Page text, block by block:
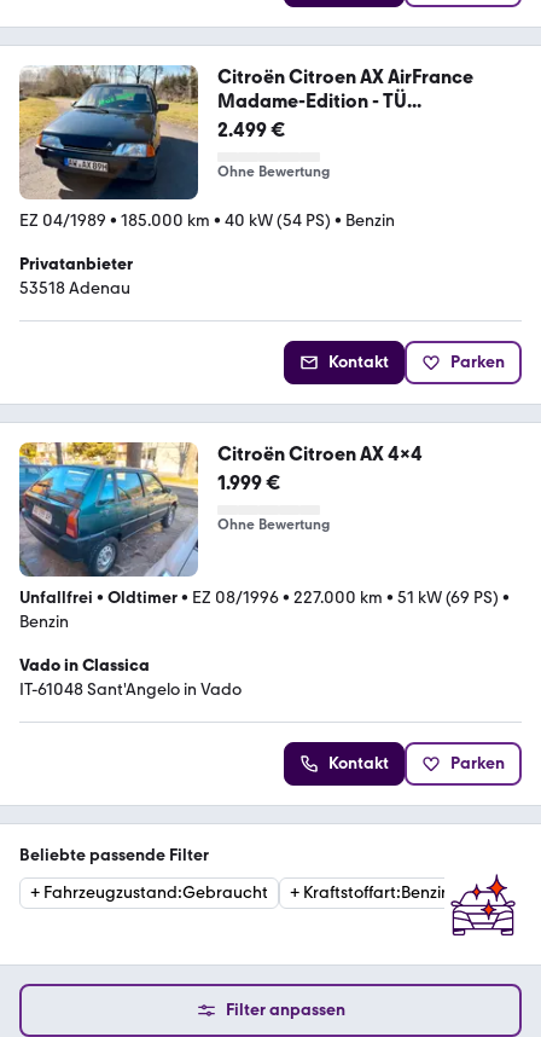
Citroën Citroen AX AirFrance
Madame-Edition - TÜ...
2.499 €
Ohne Bewertung
EZ 04/1989 • 185.000 km • 40 kW (54 PS) • Benzin
Privatanbieter
53518 Adenau
Kontakt Parken
Citroën Citroen AX 4x4
1.999 €
Ohne Bewertung
Unfallfrei • Oldtimer• EZ 08/1996• 227.000 km • 51 kW (69 PS) •
Benzin
Vado in Classica
IT-61048 Sant'Angelo in Vado
Kontakt Parken
Beliebte passende Filter
+ Fahrzeugzustand:Gebraucht + Kraftstoffart:Benzin
Filter anpassen